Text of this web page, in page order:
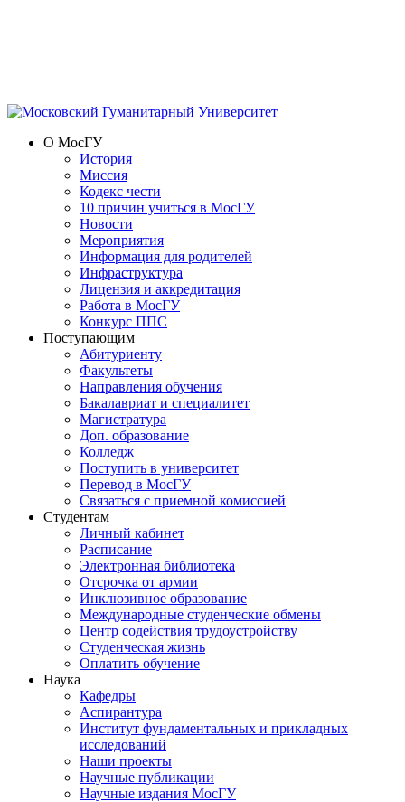
О МосГУ
История
Миссия
Кодекс чести
10 причин учиться в МосГУ
Новости
Мероприятия
Информация для родителей
Инфраструктура
Лицензия и аккредитация
Работа в МосГУ
Конкурс ППС
Поступающим
Абитуриенту
Факультеты
Направления обучения
Бакалавриат и специалитет
Магистратура
Доп. образование
Колледж
Поступить в университет
Перевод в МосГУ
Связаться с приемной комиссией
Студентам
Личный кабинет
Расписание
Электронная библиотека
Отсрочка от армии
Инклюзивное образование
Международные студенческие обмены
Центр содействия трудоустройству
Студенческая жизнь
Оплатить обучение
Наука
Кафедры
Аспирантура
Институт фундаментальных и прикладных
исследований
Наши проекты
Научные публикации
Научные издания МосГУ